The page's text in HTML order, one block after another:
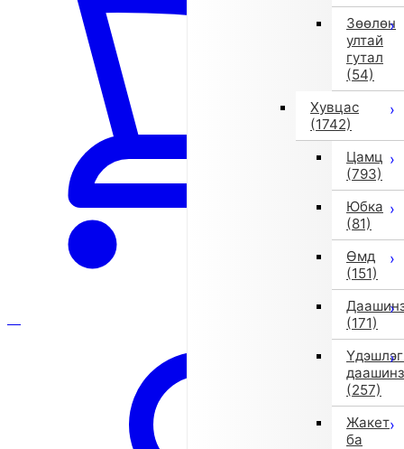
Зөөлөн
ултай
гутал
(54)
Хувцас
(1742)
Цамц
(793)
Юбка
(81)
Өмд
(151)
(171)
даашинз
(257)
Жакет
ба